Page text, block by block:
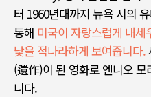
터 1960년대까지 뉴욕 시의
통해 미국이 자랑스럽게 내
낯을 적나라하게 보여줍니다.
(遺作)이 된 영화로 엔니오
니다.